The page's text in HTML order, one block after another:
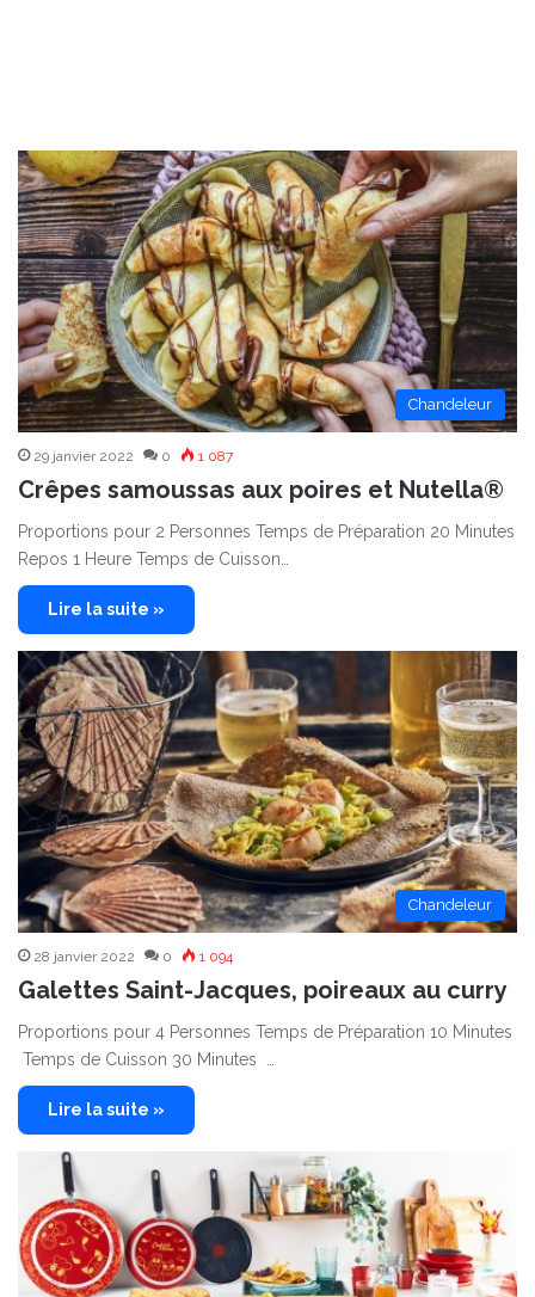
Chandeleur
29 janvier 2022 0 1 087
Crêpes samoussas aux poires et Nutella®
Proportions pour 2 Personnes Temps de Préparation 20 Minutes
Repos 1 Heure Temps de Cuisson…
Lire la suite »
Chandeleur
28 janvier 2022 0 1 094
Galettes Saint-Jacques, poireaux au curry
Proportions pour 4 Personnes Temps de Préparation 10 Minutes
Temps de Cuisson 30 Minutes …
Lire la suite »